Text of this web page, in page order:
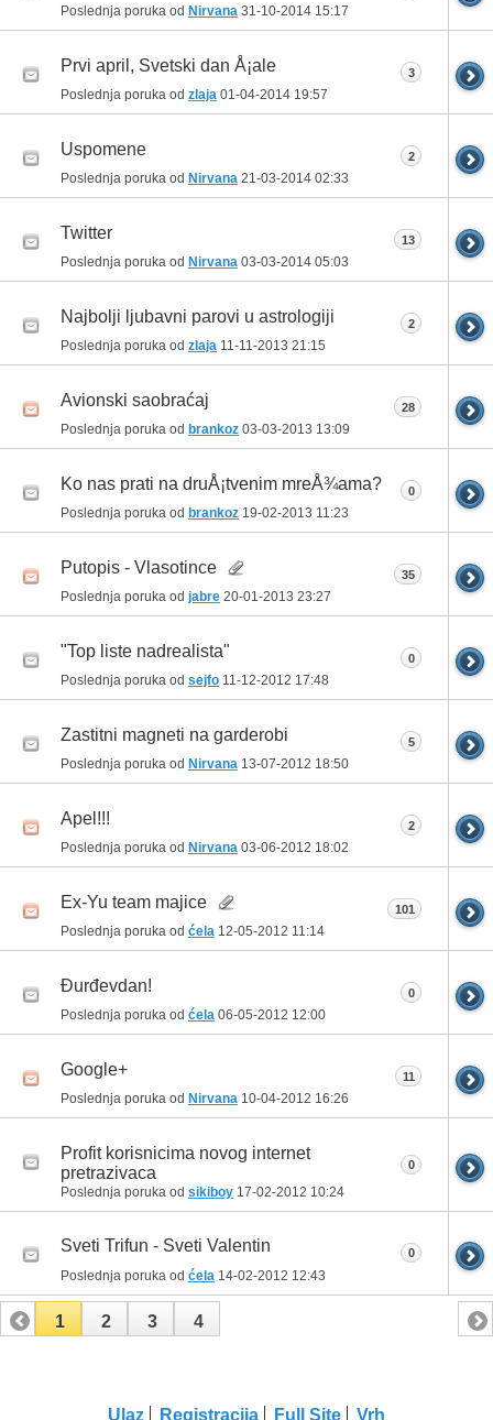
Poslednja poruka od Nirvana 31-10-2014 15:17
Prvi april, Svetski dan Å¡ale
Poslednja poruka od zlaja 01-04-2014 19:57
3
Uspomene
Poslednja poruka od Nirvana 21-03-2014 02:33
2
Twitter
Poslednja poruka od Nirvana 03-03-2014 05:03
13
Najbolji ljubavni parovi u astrologiji
Poslednja poruka od zlaja 11-11-2013 21:15
2
Avionski saobraćaj
Poslednja poruka od brankoz 03-03-2013 13:09
28
Ko nas prati na druÅ¡tvenim mreÅ¾ama?
Poslednja poruka od brankoz 19-02-2013 11:23
0
Putopis - Vlasotince
Poslednja poruka od jabre 20-01-2013 23:27
35
"Top liste nadrealista"
Poslednja poruka od sejfo 11-12-2012 17:48
0
Zastitni magneti na garderobi
Poslednja poruka od Nirvana 13-07-2012 18:50
5
Apel!!!
Poslednja poruka od Nirvana 03-06-2012 18:02
2
Ex-Yu team majice
Poslednja poruka od ćela 12-05-2012 11:14
101
Đurđevdan!
Poslednja poruka od ćela 06-05-2012 12:00
0
Google+
Poslednja poruka od Nirvana 10-04-2012 16:26
11
Profit korisnicima novog internet
pretrazivaca
Poslednja poruka od sikiboy 17-02-2012 10:24
0
Sveti Trifun - Sveti Valentin
Poslednja poruka od ćela 14-02-2012 12:43
0
1 2 3 4
Ulaz Registracija Full Site Vrh